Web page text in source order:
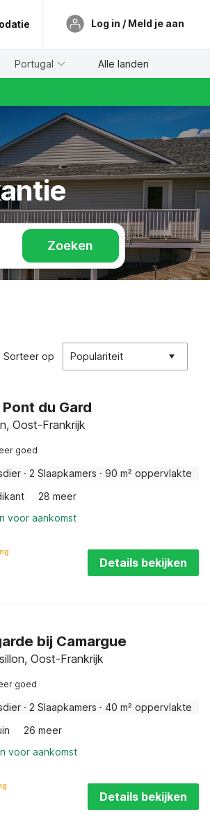
Log in / Meld je aan
Portugal Alle landen
Zoeken
Sorteer op Populariteit
du Gard
Oost-Frankrijk
goed
· 2 Slaapkamers · 90 m² oppervlakte
28 meer
voor aankomst
Details bekijken
bij Camargue
Oost-Frankrijk
goed
· 2 Slaapkamers · 40 m² oppervlakte
26 meer
voor aankomst
Details bekijken